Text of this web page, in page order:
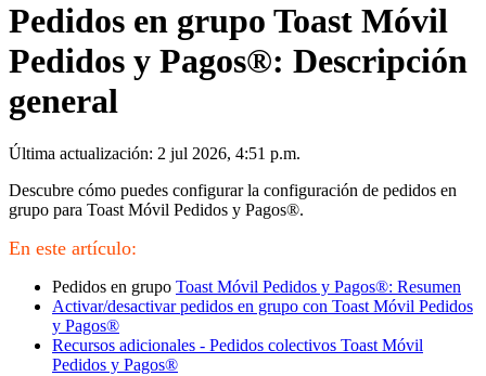
Pedidos en grupo Toast Móvil
Pedidos y Pagos®: Descripción
general
Última actualización: 2 jul 2026, 4:51 p.m.
Descubre cómo puedes configurar la configuración de pedidos en
grupo para Toast Móvil Pedidos y Pagos®.
En este artículo:
Pedidos en grupo Toast Móvil Pedidos y Pagos®: Resumen
Activar/desactivar pedidos en grupo con Toast Móvil Pedidos
y Pagos®
Recursos adicionales - Pedidos colectivos Toast Móvil
Pedidos y Pagos®